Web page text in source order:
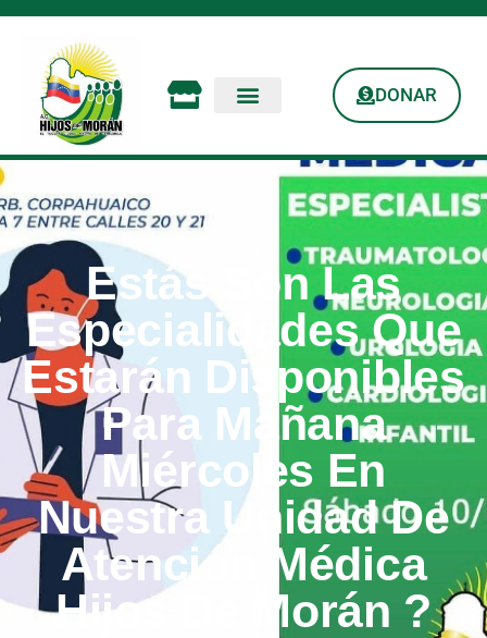
DONAR
Estás Son Las
Especialidades Que
Estarán Disponibles
Para Mañana
Miércoles En
Nuestra Unidad De
Atención Médica
Hijos De Morán ?